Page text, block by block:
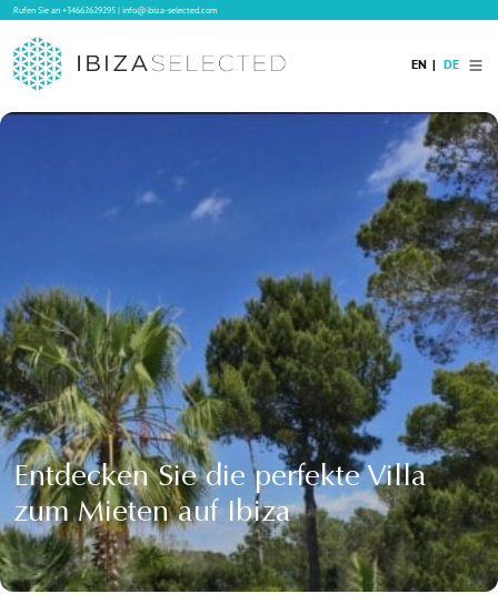
Rufen Sie an+34662629295|info@ibiza-selected.com
Verkauf
Blog
Services
Kontakt
EN DE
Entdecken Sie die perfekte Villa
zum Mieten auf Ibiza